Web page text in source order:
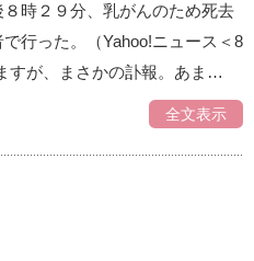
８時２９分、乳がんのため死去
行った。（Yahoo!ニュース＜8
すが、まさかの訃報。あま…
全文表示